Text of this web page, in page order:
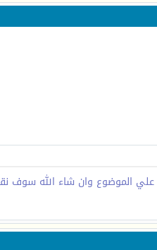
الموضوع وان شاء الله سوف